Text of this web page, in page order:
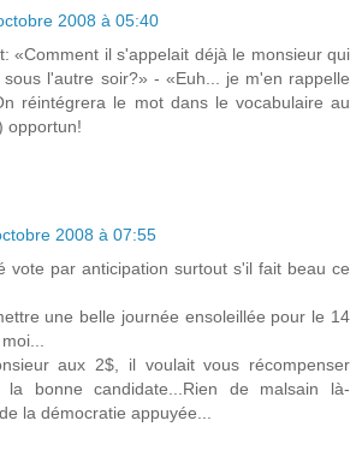
2008 à 05:40
«Comment il s'appelait déjà le monsieur qui
l'autre soir?» - «Euh... je m'en rappelle
réintégrera le mot dans le vocabulaire au
opportun!
2008 à 07:55
vote par anticipation surtout s'il fait beau ce
une belle journée ensoleillée pour le 14
aux 2$, il voulait vous récompenser
la bonne candidate...Rien de malsain là-
la démocratie appuyée...